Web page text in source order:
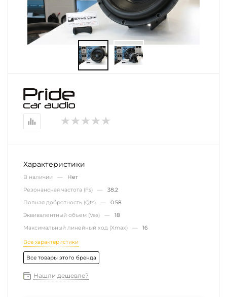
Характеристики
В наличии — Нет
Резонансная частота (Fs) — 38.2
Полная добротность (Qts) — 0.58
Эквивалентный объем (Vas) — 18
Максимальный линейный ход (Xmax) — 16
Все характеристики
Все товары этого бренда
Нашли дешевле?